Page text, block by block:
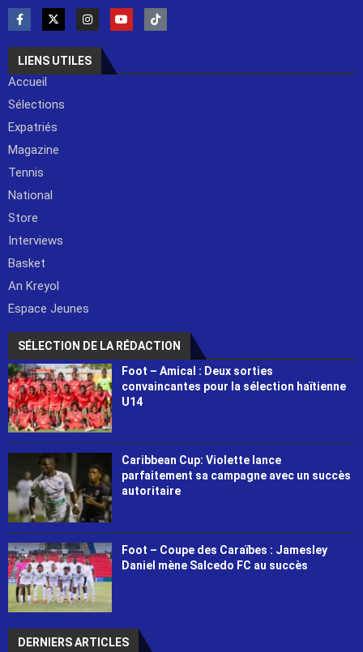
LIENS UTILES
Accueil
Sélections
Expatriés
Magazine
Tennis
National
Store
Interviews
Basket
An Kreyol
Espace Jeunes
SÉLECTION DE LA RÉDACTION
Foot – Amical : Deux sorties
convaincantes pour la sélection haïtienne
U14
Caribbean Cup: Violette lance
parfaitement sa campagne avec un succès
autoritaire
Foot – Coupe des Caraïbes : Jamesley
Daniel mène Salcedo FC au succès
DERNIERS ARTICLES